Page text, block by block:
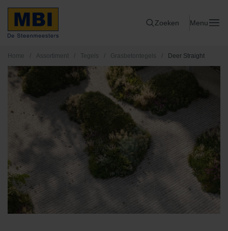
Zoeken Menu
Home / Assortiment / Tegels / Grasbetontegels / Deer Straight